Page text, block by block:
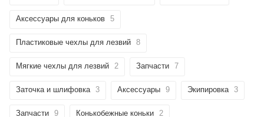
Аксессуары для коньков 5
Пластиковые чехлы для лезвий 8
Мягкие чехлы для лезвий 2 Запчасти 7
Заточка и шлифовка 3 Аксессуары 9 Экипировка 3
Запчасти 9 Конькобежные коньки 2